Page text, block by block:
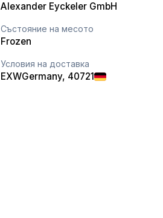
Alexander Eyckeler GmbH
Състояние на месото
Frozen
Условия на доставка
EXWGermany, 40721